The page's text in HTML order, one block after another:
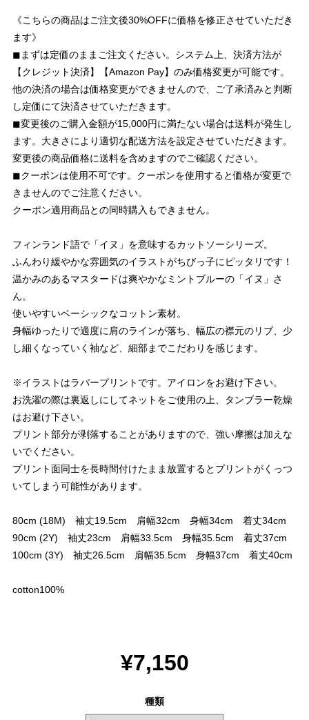
《こちらの商品はご注文後30%OFFに価格を修正させていただき
ます》
◼︎まずは定価のままご注文ください。システム上、決済方法が
【クレジット決済】【Amazon Pay】のみ価格変更が可能です。
他の決済の場合は価格変更ができませんので、ご了承済みと判断
し定価にて決済させていただきます。
◼︎変更後のご購入金額が15,000円に満たない場合は送料が発生し
ます。大きさにより適切な配送方法を設定させていただきます。
変更後の商品価格に送料を含めますのでご確認ください。
◼︎クーポンは使用不可です。クーポンを使用すると価格が変更で
きませんのでご注意ください。
クーポン適用商品との同時購入もできません。
フィンランド語で「イヌ」を意味するカットソーシリーズ。
ふんわり緩やかな雰囲気のイラストがちびっ子にピッタリです！
温かみのあるマスタードは爽やかなミントブルーの「イヌ」さ
ん。
使いやすいベーシックなコットン素材。
身幅ゆったりで適度に肩のラインが落ち、幅広の襟元のリブ、少
し細くなっていく袖など、細部までこだわりを感じます。
※イラストはラバープリントです。アイロンをお避け下さい。
お洗濯の際は裏返しにしてネットをご使用の上、タンブラー乾燥
はお避け下さい。
プリント部分が剥落することがありますので、強い摩擦は加えな
いでください。
プリント面同士を長時間付けたまま放置するとプリントがくっつ
いてしまう可能性があります。
80cm (18M) 袖丈19.5cm 肩幅32cm 身幅34cm 着丈34cm
90cm (2Y) 袖丈23cm 肩幅33.5cm 身幅35.5cm 着丈37cm
100cm (3Y) 袖丈26.5cm 肩幅35.5cm 身幅37cm 着丈40cm
cotton100%
¥7,150
種類